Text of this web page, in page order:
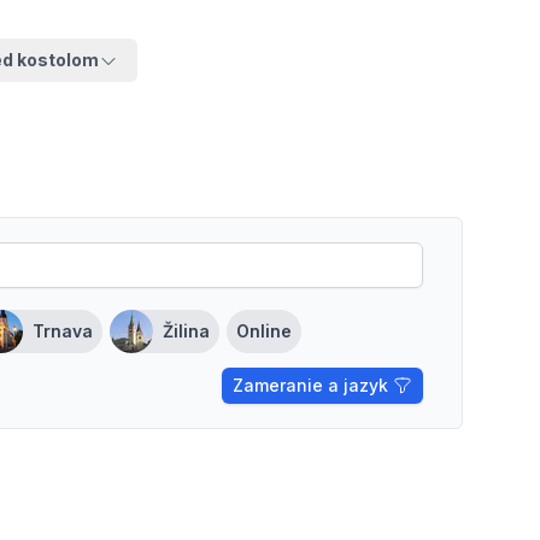
kostolom
Trnava Žilina Online
Zameranie a jazyk